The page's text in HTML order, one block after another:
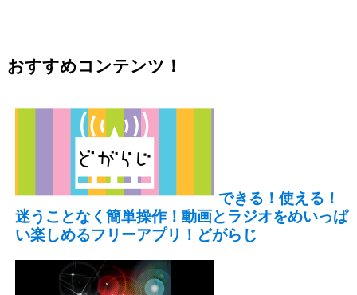
おすすめコンテンツ！
できる！使える！
迷うことなく簡単操作！動画とラジオをめいっぱ
い楽しめるフリーアプリ！どがらじ